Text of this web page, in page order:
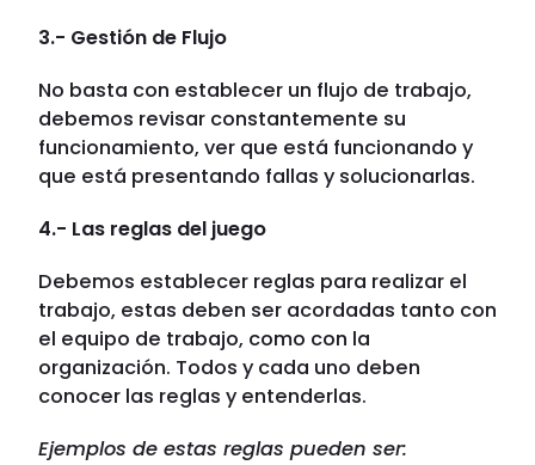
3.- Gestión de Flujo
No basta con establecer un flujo de trabajo,
debemos revisar constantemente su
funcionamiento, ver que está funcionando y
que está presentando fallas y solucionarlas.
4.- Las reglas del juego
Debemos establecer reglas para realizar el
trabajo, estas deben ser acordadas tanto con
el equipo de trabajo, como con la
organización. Todos y cada uno deben
conocer las reglas y entenderlas.
Ejemplos de estas reglas pueden ser: